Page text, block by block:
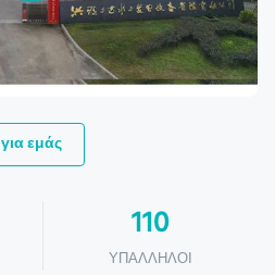
για εμάς
110
ΥΠΆΛΛΗΛΟΙ